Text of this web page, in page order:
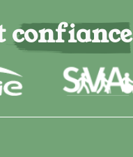
confiance